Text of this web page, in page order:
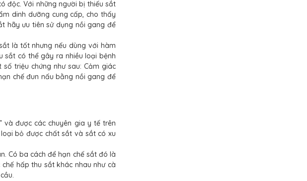
độc. Với những người bị thiếu sắt
dinh dưỡng cung cấp, cho thấy
hãy ưu tiên sử dụng nồi gang để
là tốt nhưng nếu dùng với hàm
sắt có thể gây ra nhiều loại bệnh
triệu chứng như sau: Cảm giác
chế đun nấu bằng nồi gang để
và được các chuyên gia y tế trên
bỏ được chất sắt và sắt có xu
Có ba cách để hạn chế sắt đó là
hấp thu sắt khác nhau như cà